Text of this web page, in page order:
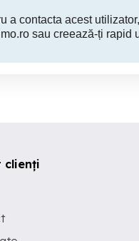
a contacta acest
sau creează-ți rapid
clienți